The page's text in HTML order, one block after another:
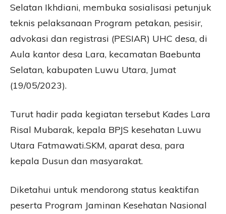
Selatan Ikhdiani, membuka sosialisasi petunjuk
teknis pelaksanaan Program petakan, pesisir,
advokasi dan registrasi (PESIAR) UHC desa, di
Aula kantor desa Lara, kecamatan Baebunta
Selatan, kabupaten Luwu Utara, Jumat
(19/05/2023).
Turut hadir pada kegiatan tersebut Kades Lara
Risal Mubarak, kepala BPJS kesehatan Luwu
Utara Fatmawati.SKM, aparat desa, para
kepala Dusun dan masyarakat.
Diketahui untuk mendorong status keaktifan
peserta Program Jaminan Kesehatan Nasional